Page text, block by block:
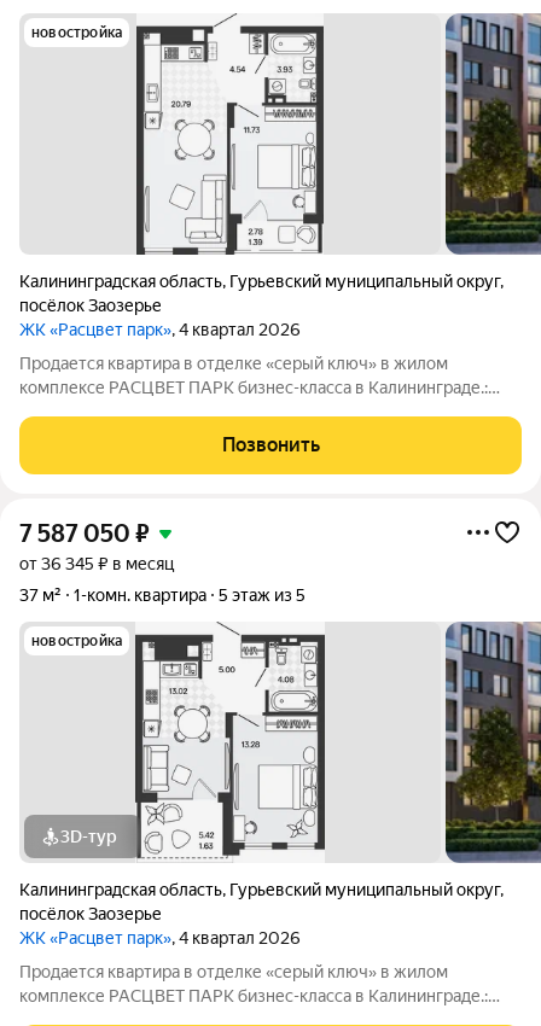
новостройка
Калининградская область, Гурьевский муниципальный округ,
посёлок Заозерье
ЖК «Расцвет парк», 4 квартал 2026
Продается квартира в отделке «серый ключ» в жилом
комплексе РАСЦВЕТ ПАРК бизнес-класса в Калининграде.:
Виды на озеро и природу благодаря панорамному остеклению.
Продуманная
Позвонить
7 587 050 ₽
от 36 345 ₽ в месяц
37 м²
1-комн. квартира 5 этаж из 5
новостройка
3D-тур
Калининградская область, Гурьевский муниципальный округ,
посёлок Заозерье
ЖК «Расцвет парк», 4 квартал 2026
Продается квартира в отделке «серый ключ» в жилом
комплексе РАСЦВЕТ ПАРК бизнес-класса в Калининграде.: